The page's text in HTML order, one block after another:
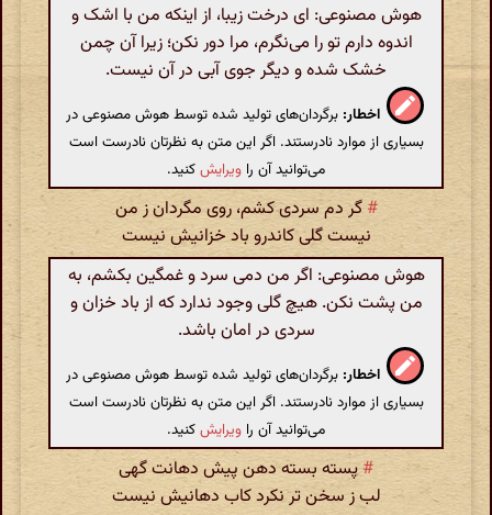
هوش مصنوعی: ای درخت زیبا، از اینکه من با اشک و
اندوه دارم تو را می‌نگرم، مرا دور نکن؛ زیرا آن چمن
خشک شده و دیگر جوی آبی در آن نیست.
اخطار: برگردان‌های تولید شده توسط هوش مصنوعی در
بسیاری از موارد نادرستند. اگر این متن به نظرتان نادرست است
می‌توانید آن را ویرایشکنید.
# گر دم سردی کشم، روی مگردان ز من
نیست گلی کاندرو باد خزانیش نیست
هوش مصنوعی: اگر من دمی سرد و غمگین بکشم، به
من پشت نکن. هیچ گلی وجود ندارد که از باد خزان و
سردی در امان باشد.
اخطار: برگردان‌های تولید شده توسط هوش مصنوعی در
بسیاری از موارد نادرستند. اگر این متن به نظرتان نادرست است
می‌توانید آن را ویرایشکنید.
#پسته بسته دهن پیش دهانت گهی
لب ز سخن تر نکرد کاب دهانیش نیست